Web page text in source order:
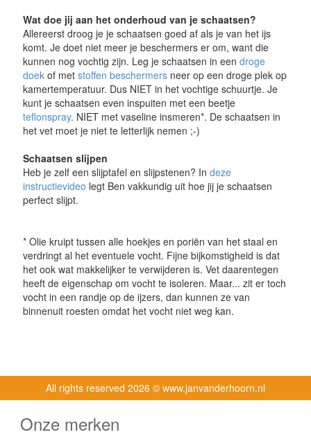
Wat doe jij aan het onderhoud van je schaatsen?
Allereerst droog je je schaatsen goed af als je van het ijs
komt. Je doet niet meer je beschermers er om, want die
kunnen nog vochtig zijn. Leg je schaatsen in een droge
doek of met stoffen beschermers neer op een droge plek op
kamertemperatuur. Dus NIET in het vochtige schuurtje. Je
kunt je schaatsen even inspuiten met een beetje
teflonspray. NIET met vaseline insmeren*. De schaatsen in
het vet moet je niet te letterlijk nemen ;-)
Schaatsen slijpen
Heb je zelf een slijptafel en slijpstenen? In deze
instructievideo legt Ben vakkundig uit hoe jij je schaatsen
perfect slijpt.
* Olie kruipt tussen alle hoekjes en poriën van het staal en
verdringt al het eventuele vocht. Fijne bijkomstigheid is dat
het ook wat makkelijker te verwijderen is. Vet daarentegen
heeft de eigenschap om vocht te isoleren. Maar... zit er toch
vocht in een randje op de ijzers, dan kunnen ze van
binnenuit roesten omdat het vocht niet weg kan.
All rights reserved 2026 © www.janvanderhoorn.nl
Onze merken